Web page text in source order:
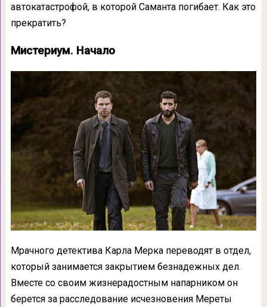
автокатастрофой, в которой Саманта погибает. Как это
прекратить?
Мистериум. Начало
Мрачного детектива Карла Мерка переводят в отдел,
который занимается закрытием безнадежных дел.
Вместе со своим жизнерадостным напарником он
берется за расследование исчезновения Мереты